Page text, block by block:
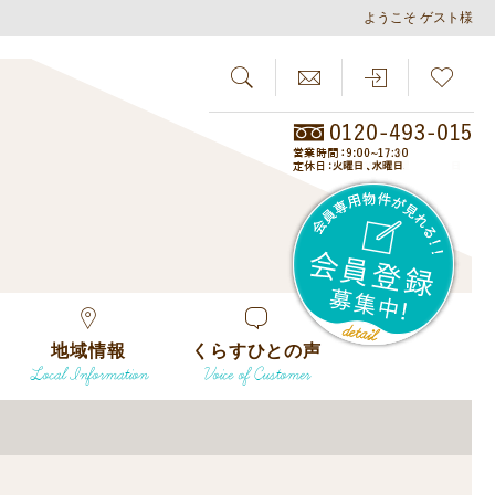
ようこそ ゲスト様
地域情報
Local Information
くらすひとの声
Voice of Customer